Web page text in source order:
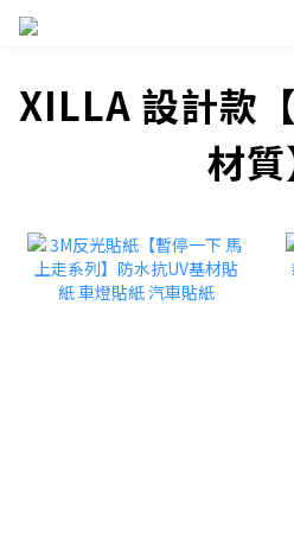
XILLA 設計款
材質